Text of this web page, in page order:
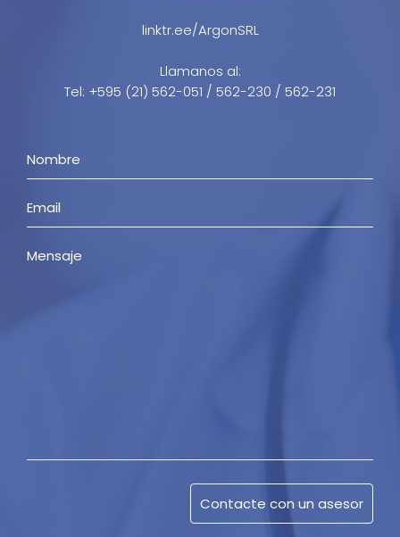
linktr.ee/ArgonSRL
Llamanos al:
Tel: +595 (21) 562-051 / 562-230 / 562-231